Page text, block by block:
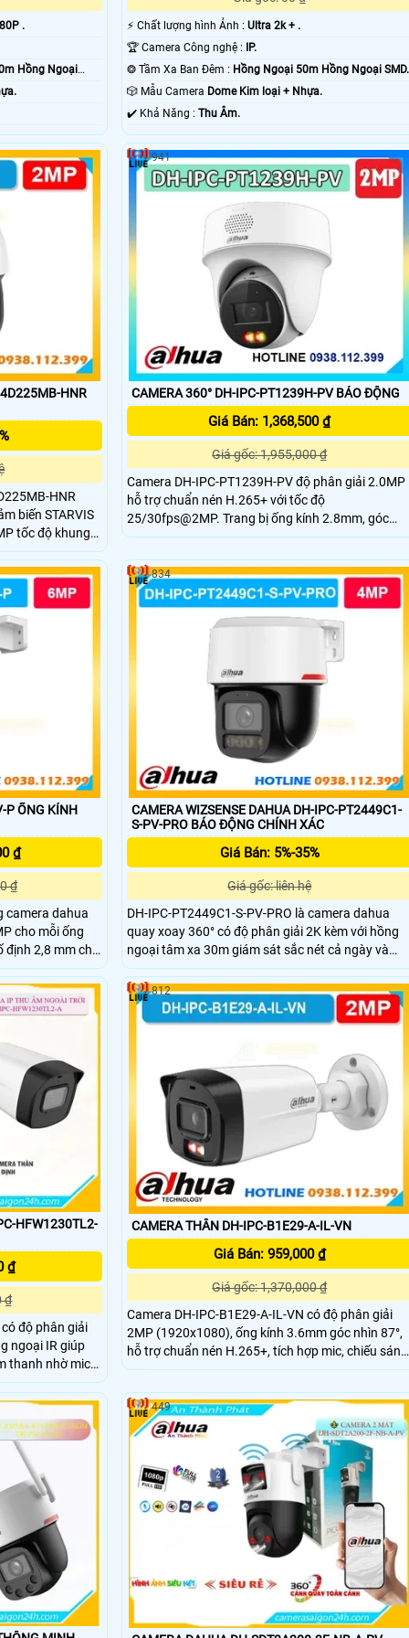
.
Hồng Ngoại
️⚡ Chất lượng hình Ảnh : Ultra 2k + .
🏆 Camera Công nghệ :
IP.
❂ Tầm Xa Ban Đêm : Hồng Ngoại 50m Hồng Ngoại SMD.
🎲 Mẫu Camera Dome Kim loại + Nhựa.
️✔️ Khả Năng : Thu Âm.
HNR
HNR
biến STARVIS
tốc độ khung
25x mạnh mẽ hỗ
trường ánh sáng
ánh sáng ấm
khả năng
CAMERA 360° DH-IPC-PT1239H-PV BÁO ĐỘNG
Giá Bán: 1,368,500 ₫
Giá gốc: 1,955,000 ₫
Camera DH-IPC-PT1239H-PV độ phân giải 2.0MP
hỗ trợ chuẩn nén H.265+ với tốc độ
25/30fps@2MP. Trang bị ống kính 2.8mm, góc
nhìn 103°, hồng ngoại 30m và LED ánh sáng ấm
ngang 345°, dọc 90°, tích hợp mic, đàm thoại 2
chiều.
941
P ỐNG KÍNH
₫
₫
camera dahua
cho mỗi ống
định 2,8 mm cho
biến 1/2,9″
quay ngang
sát linh động.
CAMERA WIZSENSE DAHUA DH-IPC-PT2449C1-
S-PV-PRO BÁO ĐỘNG CHÍNH XÁC
Giá Bán: 5%-35%
Giá gốc: liên hệ
DH-IPC-PT2449C1-S-PV-PRO là camera dahua
quay xoay 360° có độ phân giải 2K kèm với hồng
ngoại tâm xa 30m giám sát sắc nét cả ngày và
đêm. Camera này còn hỗ trợ đàm thoại âm thành
2 chiều nhờ tích hợp mic vs loa có hỗ trợ tên miền
xem từ xa qua web hoặc app có khả năng lưu trữ
độc lập nhờ có khay thẻ nhớ dung lượng lên đến
834
HFW1230TL2-
₫
₫
độ phân giải
ngoại IR giúp
thanh nhờ mic
sát từ xa Kết
minh giúp
chuẩn IP67
CAMERA THÂN DH-IPC-B1E29-A-IL-VN
Giá Bán: 959,000 ₫
Giá gốc: 1,370,000 ₫
Camera DH-IPC-B1E29-A-IL-VN có độ phân giải
2MP (1920x1080), ống kính 3.6mm góc nhìn 87°,
hỗ trợ chuẩn nén H.265+, tích hợp mic, chiếu sáng
kép thông minh với LED 15m và hồng ngoại 30m,
12VDC/PoE.
812
449